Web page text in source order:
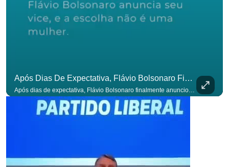
Após Dias De Expectativa, Flávio Bolsonaro Finalmente Anunciou Seu Vice. #OAntagonista
Após dias de expectativa, Flávio Bolsonaro finalmente anunciou seu vice. #OAntagonista Se você busca informação com credibilidade, inscreva-se agora e ative o